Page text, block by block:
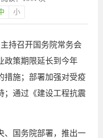
小
持召开国务院常务会
政策期限延长到今年
措施；部署加强对受疫
；通过《建设工程抗震
、国务院部署，推出一